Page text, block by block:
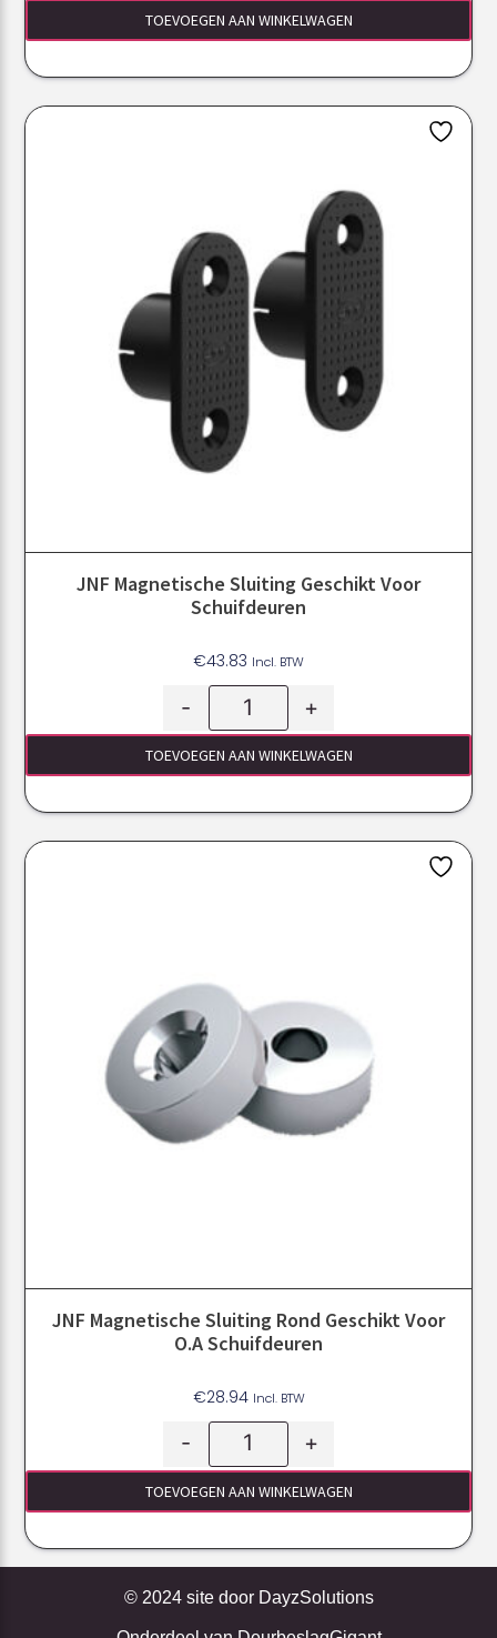
TOEVOEGEN AAN WINKELWAGEN
JNF Magnetische Sluiting Geschikt Voor
Schuifdeuren
€43.83 Incl. BTW
- +
TOEVOEGEN AAN WINKELWAGEN
JNF Magnetische Sluiting Rond Geschikt Voor
O.a Schuifdeuren
€28.94 Incl. BTW
- +
TOEVOEGEN AAN WINKELWAGEN
© 2024 site door DayzSolutions